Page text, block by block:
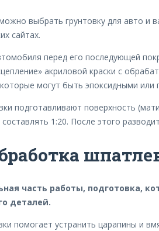
выбрать грунтовку для авто и
сайтах.
перед его последующей
акриловой краски с
могут быть эпоксидными или
подготавливают поверхность
1:20. После этого
часть работы, подготовка,
деталей.
помогает устранить царапины и